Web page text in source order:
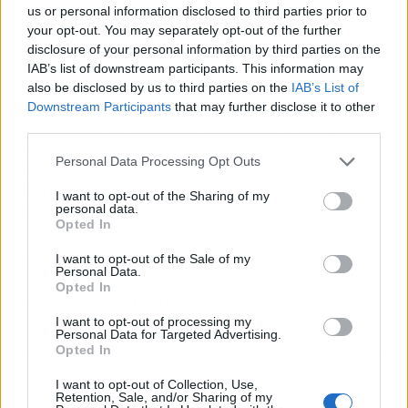
us or personal information disclosed to third parties prior to
your opt-out. You may separately opt-out of the further
disclosure of your personal information by third parties on the
IAB’s list of downstream participants. This information may
also be disclosed by us to third parties on the IAB’s List of
Downstream Participants that may further disclose it to other
Personal Data Processing Opt Outs
I want to opt-out of the Sharing of my
personal data.
Opted In
I want to opt-out of the Sale of my
Personal Data.
Opted In
I want to opt-out of processing my
Personal Data for Targeted Advertising.
Opted In
I want to opt-out of Collection, Use,
Retention, Sale, and/or Sharing of my
Mientras algunos sectores se quejan de que dos
princesas bailen reguetón —porque siempre
hay un sector quejándose—, en la redacción ya
hemos puesto el vídeo tres veces en bucle. Y nos
parece lo más fresco que ha dado la
semana las vemos haciendo el challenge de
'Baticano' con un cirio en la mano. Cosas que
pasan en 2026.
El chisme en 3 claves (TL;DR)
de Borbón, hijas de Felipe VI y Letizia.
¿Cuál es el drama?
cuello.